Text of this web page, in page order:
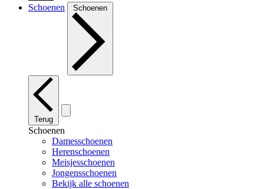
Schoenen
Schoenen
Terug
Schoenen
Damesschoenen
Herenschoenen
Meisjesschoenen
Jongensschoenen
Bekijk alle schoenen